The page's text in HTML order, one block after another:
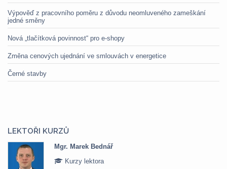
Výpověď z pracovního poměru z důvodu neomluveného zameškání
jedné směny
Nová „tlačítková povinnost“ pro e-shopy
Změna cenových ujednání ve smlouvách v energetice
Černé stavby
LEKTOŘI KURZŮ
Mgr. Marek Bednář
Kurzy lektora